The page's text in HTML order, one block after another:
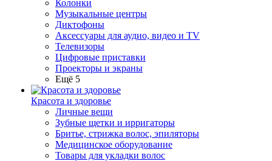
Колонки
Музыкальные центры
Диктофоны
Аксессуары для аудио, видео и TV
Телевизоры
Цифровые приставки
Проекторы и экраны
Ещё 5
Красота и здоровье
Личные вещи
Зубные щетки и ирригаторы
Бритье, стрижка волос, эпиляторы
Медицинское оборудование
Товары для укладки волос